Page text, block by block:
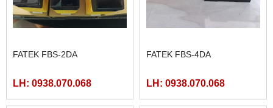
FATEK FBS-2DA
LH: 0938.070.068
FATEK FBS-4DA
LH: 0938.070.068